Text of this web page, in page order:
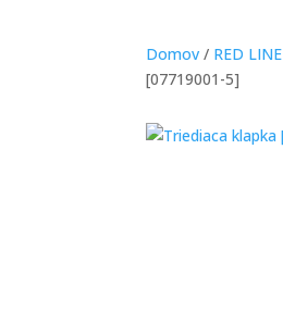
Domov / RED LINE
[07719001-5]